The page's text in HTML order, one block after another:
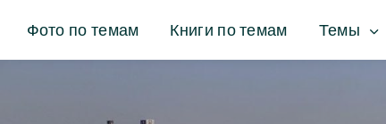
Фото по темам Книги по темам Темы